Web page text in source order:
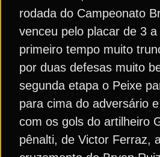
rodada do Campeonato
venceu pelo placar de 3
primeiro tempo muito
por duas defesas muito
segunda etapa o Peixe
para cima do adversário
com os gols do artilheiro
pênalti, de Victor Ferraz,